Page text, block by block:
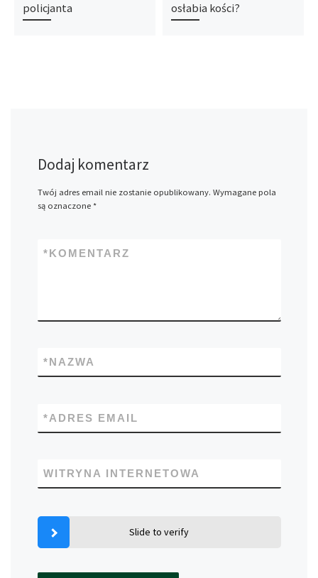
policjanta
osłabia kości?
Dodaj komentarz
Twój adres email nie zostanie opublikowany. Wymagane pola
są oznaczone *
KOMENTARZ
*
NAZWA
*
ADRES EMAIL
*
WITRYNA INTERNETOWA
Slide to verify